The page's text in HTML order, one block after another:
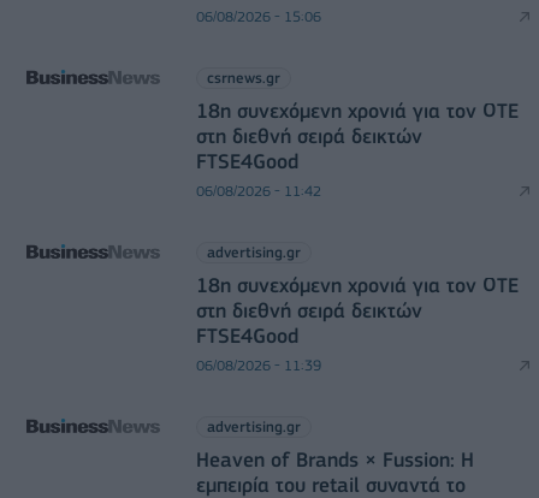
06/08/2026 - 15:06
csrnews.gr
18η συνεχόμενη χρονιά για τον ΟΤΕ
στη διεθνή σειρά δεικτών
FTSE4Good
06/08/2026 - 11:42
advertising.gr
18η συνεχόμενη χρονιά για τον ΟΤΕ
στη διεθνή σειρά δεικτών
FTSE4Good
06/08/2026 - 11:39
advertising.gr
Heaven of Brands × Fussion: Η
εμπειρία του retail συναντά το